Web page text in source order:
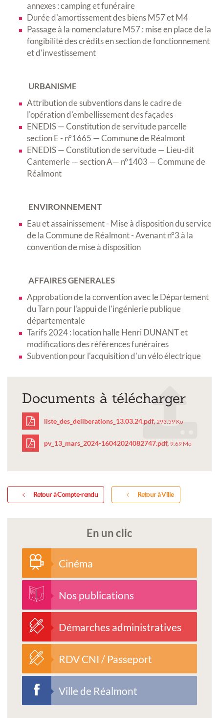
annexes : camping et funéraire
Durée d'amortissement des biens M57 et M4
Passage à la nomenclature M57 : mise en place de la
fongibilité des crédits en section de fonctionnement
et d'investissement
URBANISME
Attribution de subventions dans le cadre de
l'opération d'embellissement des façades
ENEDIS — Constitution de servitude parcelle
section E - n°1665 — Commune de Réalmont
ENEDIS — Constitution de servitude — Lieu-dit
Cantemerle — section A— n°1403 — Commune de
Réalmont
ENVIRONNEMENT
Eau et assainissement - Mise à disposition du service
de la Commune de Réalmont - Avenant n°3 à la
convention de mise à disposition
AFFAIRES GENERALES
Approbation de la convention avec le Département
du Tarn pour l'appui de l'ingénierie publique
départementale
Tarifs 2024 : location halle Henri DUNANT et
modifications des références funéraires
Subvention pour l'acquisition d'un vélo électrique
Documents à télécharger
liste_des_deliberations_13.03.24.pdf, 293.59 Ko
pv_13_mars_2024-
16042024082747.pdf
pv_13_mars_2024-16042024082747.pdf, 9.69 Mo
Retour à Compte-rendu Retour à Ville
En un clic
Cinéma
Nos publications
Démarches administratives
RDV CNI / Passeport
Ville de Réalmont